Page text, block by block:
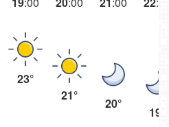
23°
21°
20°
19°